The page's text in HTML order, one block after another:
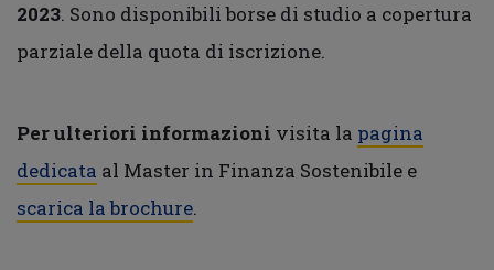
2023. Sono disponibili borse di studio a copertura
parziale della quota di iscrizione.
Per ulteriori informazioni visita la pagina
dedicata al Master in Finanza Sostenibile e
scarica la brochure.